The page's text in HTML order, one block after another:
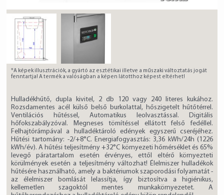
*A képek illusztrációk, a gyártó az esztétikai illetve a műszaki változtatás jogát
fenntartja! A termék a valóságban a képen látotthoz képest eltérhet!
Hulladékhűtő, dupla kivitel, 2 db 120 vagy 240 literes kukához.
Rozsdamentes acél külső belső burkolattal, hőszigetelt hűtőtérrel.
Ventilációs hűtéssel, Automatikus leolvasztással. Digitális
hőfokszabályzóval. Megneses tömítéssel ellátott felső fedéllel.
Felhajtórámpával a hulladéktároló edények egyszerű cseréjéhez.
Hűtési tartomány: -2/+8°C. Energiafogyasztás: 3,36 kWh/24h (1226
kWh/év). A hűtési teljesítmény +32°C környezeti hőmérséklet és 65%
levegő páratartalom esetén érvényes, ettől eltérő környezteti
körülmények esetén a teljesítmény változhat! Élelmiszer hulladékok
hűtésére használható, amely a baktériumok szaporodási folyamatát -
az élelmiszer bomlását lelassítja, így biztosítva a higiénikus,
kellemetlen szagoktól mentes munkakörnyezetet. A